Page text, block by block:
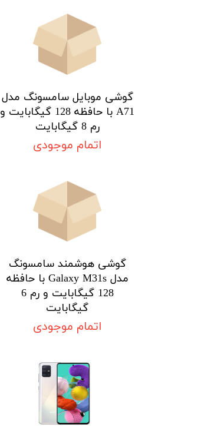
گوشی موبایل سامسونگ مدل
A71 با حافظه 128 گیگابایت و
رم 8 گیگابایت
اتمام موجودی
گوشی هوشمند سامسونگ
مدل Galaxy M31s با حافظه
128 گیگابایت و رم 6
گیگابایت
اتمام موجودی